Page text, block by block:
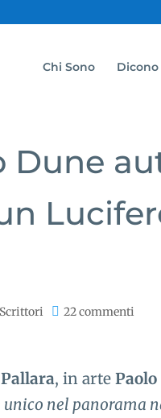
Chi Sono Dicono
Dune
22 commenti
, in arte
unico nel panorama